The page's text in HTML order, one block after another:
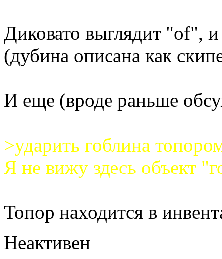
Диковато выглядит "of",
(дубина описана как
И еще (вроде раньше
>ударить гоблина
Я не вижу здесь объект
Топор находится в
Неактивен